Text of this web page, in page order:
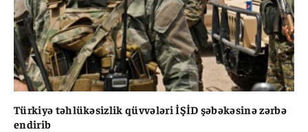
Türkiyə təhlükəsizlik qüvvələri İŞİD şəbəkəsinə zərbə
endirib